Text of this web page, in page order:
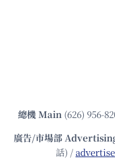
總機Main (626) 956-
廣告/市場部
話) /